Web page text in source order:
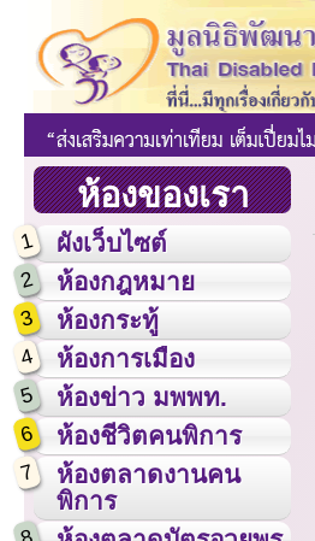
ห้องของเรา
1 ผังเว็บไซต์
2 ห้องกฎหมาย
3 ห้องกระทู้
4 ห้องการเมือง
5 ห้องข่าว มพพท.
6 ห้องชีวิตคนพิการ
7
ห้องตลาดงานคน
พิการ